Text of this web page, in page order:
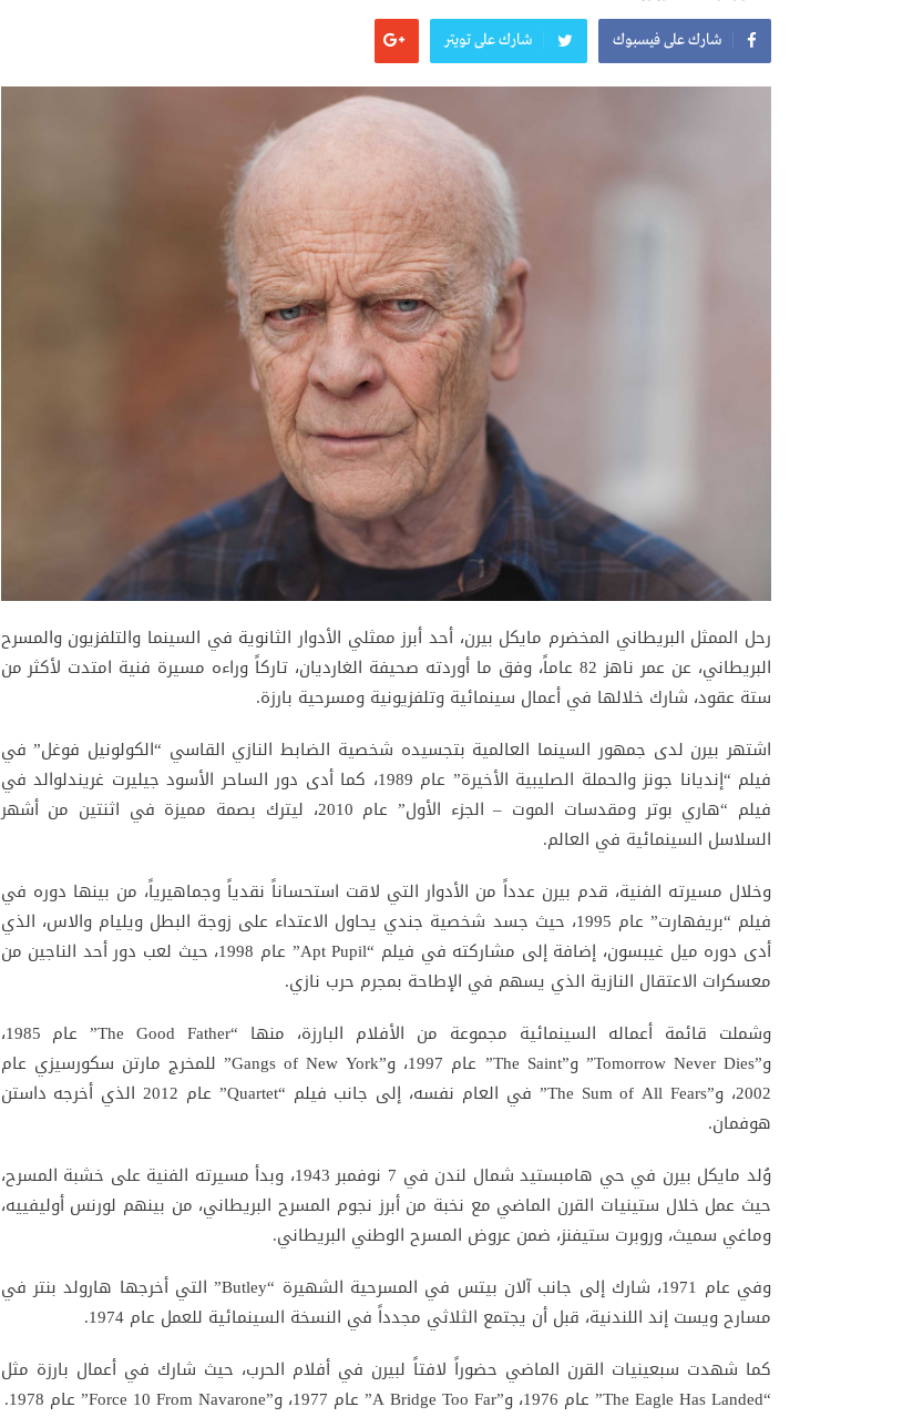
شارك على فيسبوك شارك على تويتر
رحل الممثل البريطاني المخضرم مايكل بيرن، أحد أبرز ممثلي الأدوار الثانوية في السينما والتلفزيون والمسرح
البريطاني، عن عمر ناهز 82 عاماً، وفق ما أوردته صحيفة الغارديان، تاركاً وراءه مسيرة فنية امتدت لأكثر من
ستة عقود، شارك خلالها في أعمال سينمائية وتلفزيونية ومسرحية بارزة.
اشتهر بيرن لدى جمهور السينما العالمية بتجسيده شخصية الضابط النازي القاسي “الكولونيل فوغل” في
فيلم “إنديانا جونز والحملة الصليبية الأخيرة” عام 1989، كما أدى دور الساحر الأسود جيليرت غريندلوالد في
فيلم “هاري بوتر ومقدسات الموت – الجزء الأول” عام 2010، ليترك بصمة مميزة في اثنتين من أشهر
السلاسل السينمائية في العالم.
وخلال مسيرته الفنية، قدم بيرن عدداً من الأدوار التي لاقت استحساناً نقدياً وجماهيرياً، من بينها دوره في
فيلم “بريفهارت” عام 1995، حيث جسد شخصية جندي يحاول الاعتداء على زوجة البطل ويليام والاس، الذي
أدى دوره ميل غيبسون، إضافة إلى مشاركته في فيلم “Apt Pupil” عام 1998، حيث لعب دور أحد الناجين من
معسكرات الاعتقال النازية الذي يسهم في الإطاحة بمجرم حرب نازي.
وشملت قائمة أعماله السينمائية مجموعة من الأفلام البارزة، منها “The Good Father” عام 1985،
و”Tomorrow Never Dies” و”The Saint” عام 1997، و”Gangs of New York” للمخرج مارتن سكورسيزي عام
2002، و”The Sum of All Fears” في العام نفسه، إلى جانب فيلم “Quartet” عام 2012 الذي أخرجه داستن
هوفمان.
وُلد مايكل بيرن في حي هامبستيد شمال لندن في 7 نوفمبر 1943، وبدأ مسيرته الفنية على خشبة المسرح،
حيث عمل خلال ستينيات القرن الماضي مع نخبة من أبرز نجوم المسرح البريطاني، من بينهم لورنس أوليفييه،
وماغي سميث، وروبرت ستيفنز، ضمن عروض المسرح الوطني البريطاني.
وفي عام 1971، شارك إلى جانب آلان بيتس في المسرحية الشهيرة “Butley” التي أخرجها هارولد بنتر في
مسارح ويست إند اللندنية، قبل أن يجتمع الثلاثي مجدداً في النسخة السينمائية للعمل عام 1974.
كما شهدت سبعينيات القرن الماضي حضوراً لافتاً لبيرن في أفلام الحرب، حيث شارك في أعمال بارزة مثل
“The Eagle Has Landed” عام 1976، و”A Bridge Too Far” عام 1977، و”Force 10 From Navarone” عام 1978.